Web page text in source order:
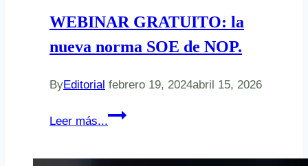
WEBINAR GRATUITO: la
nueva norma SOE de NOP.
ByEditorial febrero 19, 2024abril 15, 2026
Leer más...
WEBINAR